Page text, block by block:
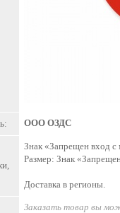
ООО ОЗДС
Знак «Запрещен вход
Размер: Знак
Доставка в регионы.
Заказать товар вы